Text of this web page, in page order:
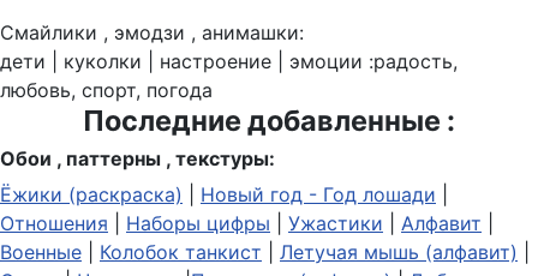
Смайлики , эмодзи , анимашки:
дети | куколки | настроение | эмоции :радость,
любовь, спорт, погода
Последние добавленные :
Обои , паттерны , текстуры:
Ёжики (раскраска)
Новый год - Год лошади
Отношения
Наборы цифры Ужастики Алфавит
Военные
Колобок танкист Летучая мышь (алфавит)